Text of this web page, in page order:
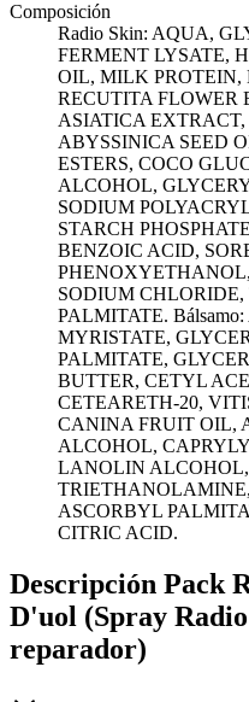
Composición
Radio Skin: AQUA,
FERMENT LYSATE,
OIL, MILK
RECUTITA FLOWER
ASIATICA
ABYSSINICA SEED
ESTERS, COCO
ALCOHOL,
SODIUM
STARCH
BENZOIC ACID,
SODIUM
PALMITATE.
MYRISTATE,
PALMITATE,
BUTTER, CETYL
CETEARETH-20,
CANINA FRUIT OIL,
ALCOHOL,
LANOLIN
ASCORBYL
CITRIC ACID.
Descripción Pack
D'uol (Spray
reparador)